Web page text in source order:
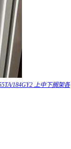
184GY2 上中下搁架各